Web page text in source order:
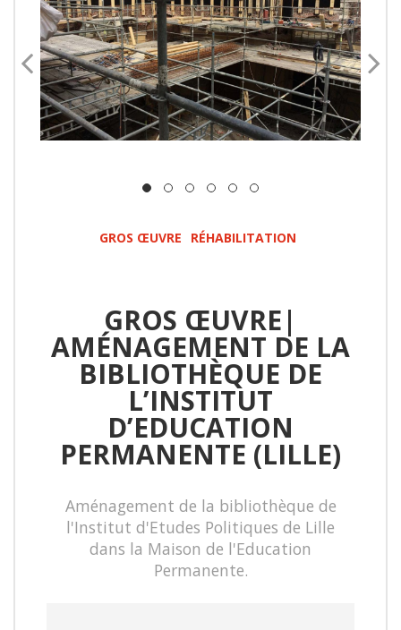
GROS ŒUVRE RÉHABILITATION
GROS ŒUVRE|
AMÉNAGEMENT DE LA
BIBLIOTHÈQUE DE
L’INSTITUT
D’EDUCATION
PERMANENTE (LILLE)
Aménagement de la bibliothèque de
l'Institut d'Etudes Politiques de Lille
dans la Maison de l'Education
Permanente.